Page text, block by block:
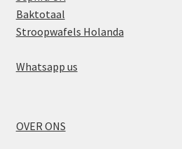
Baktotaal
Stroopwafels Holanda
Whatsapp us
OVER ONS